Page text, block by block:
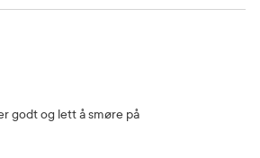
godt og lett å smøre på